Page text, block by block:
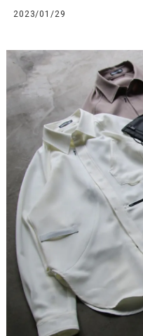
2023/01/29